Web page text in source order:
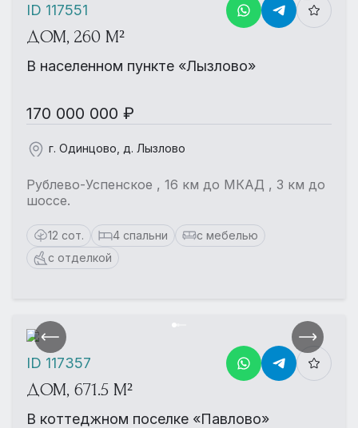
ДОМ, 260 М²
В населенном пункте «Лызлово»
170 000 000 ₽
г. Одинцово, д. Лызлово
Рублево-Успенское , 16 км до МКАД , 3 км до
шоссе.
12 сот. 4 спальни
с мебелью
с отделкой
ID 117551
ДОМ, 671.5 М²
В коттеджном поселке «Павлово»
ID 117357